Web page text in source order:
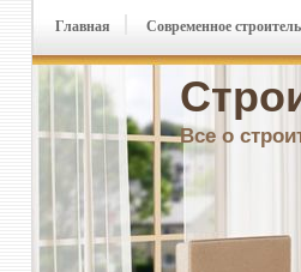
Все о
Главная Современное